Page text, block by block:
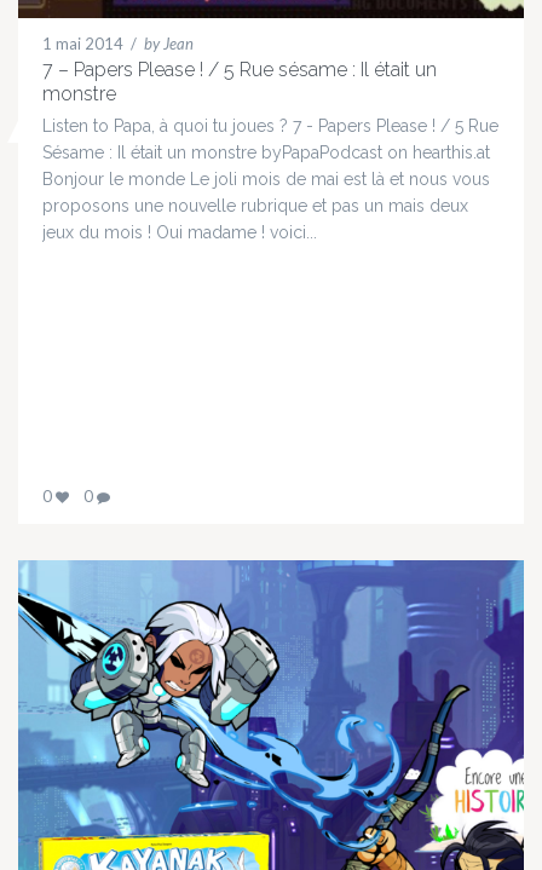
1 mai 2014 / by Jean
7 – Papers Please ! / 5 Rue sésame : Il était un
monstre
Listen to Papa, à quoi tu joues ? 7 - Papers Please ! / 5 Rue
Sésame : Il était un monstre byPapaPodcast on hearthis.at
Bonjour le monde Le joli mois de mai est là et nous vous
proposons une nouvelle rubrique et pas un mais deux
jeux du mois ! Oui madame ! voici...
0 0